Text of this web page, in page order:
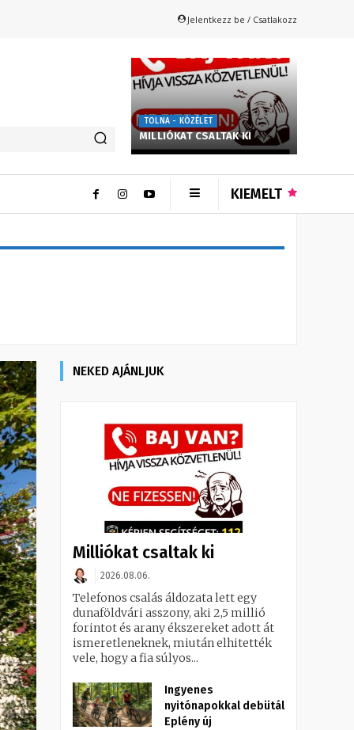
Jelentkezz be / Csatlakozz
TOLNA - KÖZÉLET
MILLIÓKAT CSALTAK KI
KIEMELT
NEKED AJÁNLJUK
Milliókat csaltak ki
2026.08.06.
Telefonos csalás áldozata lett egy
dunaföldvári asszony, aki 2,5 millió
forintot és arany ékszereket adott át
ismeretleneknek, miután elhitették
vele, hogy a fia súlyos...
Ingyenes
nyitónapokkal debütál
Eplény új